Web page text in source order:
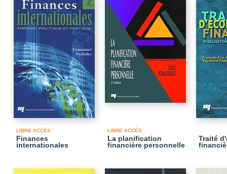
LIBRE ACCÈS
Finances
internationales
LIBRE ACCÈS
La planification
financière personnelle
Traité